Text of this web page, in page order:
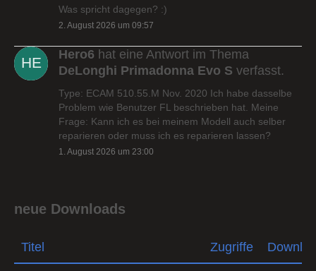
Was spricht dagegen? :)
2. August 2026 um 09:57
Hero6 hat eine Antwort im Thema
DeLonghi Primadonna Evo S verfasst.
Type: ECAM 510.55.M Nov. 2020 Ich habe dasselbe
Problem wie Benutzer FL beschrieben hat. Meine
Frage: Kann ich es bei meinem Modell auch selber
reparieren oder muss ich es reparieren lassen?
1. August 2026 um 23:00
neue Downloads
Titel Zugriffe